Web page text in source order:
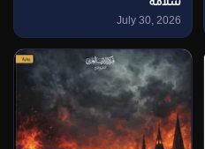
July 30, 2026